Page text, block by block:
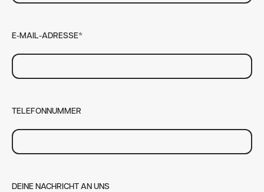
E-MAIL-ADRESSE*
TELEFONNUMMER
DEINE NACHRICHT AN UNS